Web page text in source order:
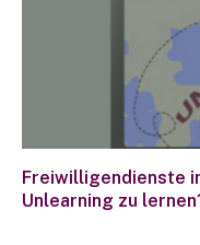
Freiwilligendienste
Unlearning zu